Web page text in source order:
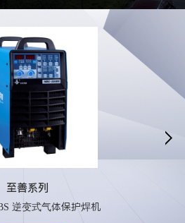
至善系列
逆变式气体保护焊机
